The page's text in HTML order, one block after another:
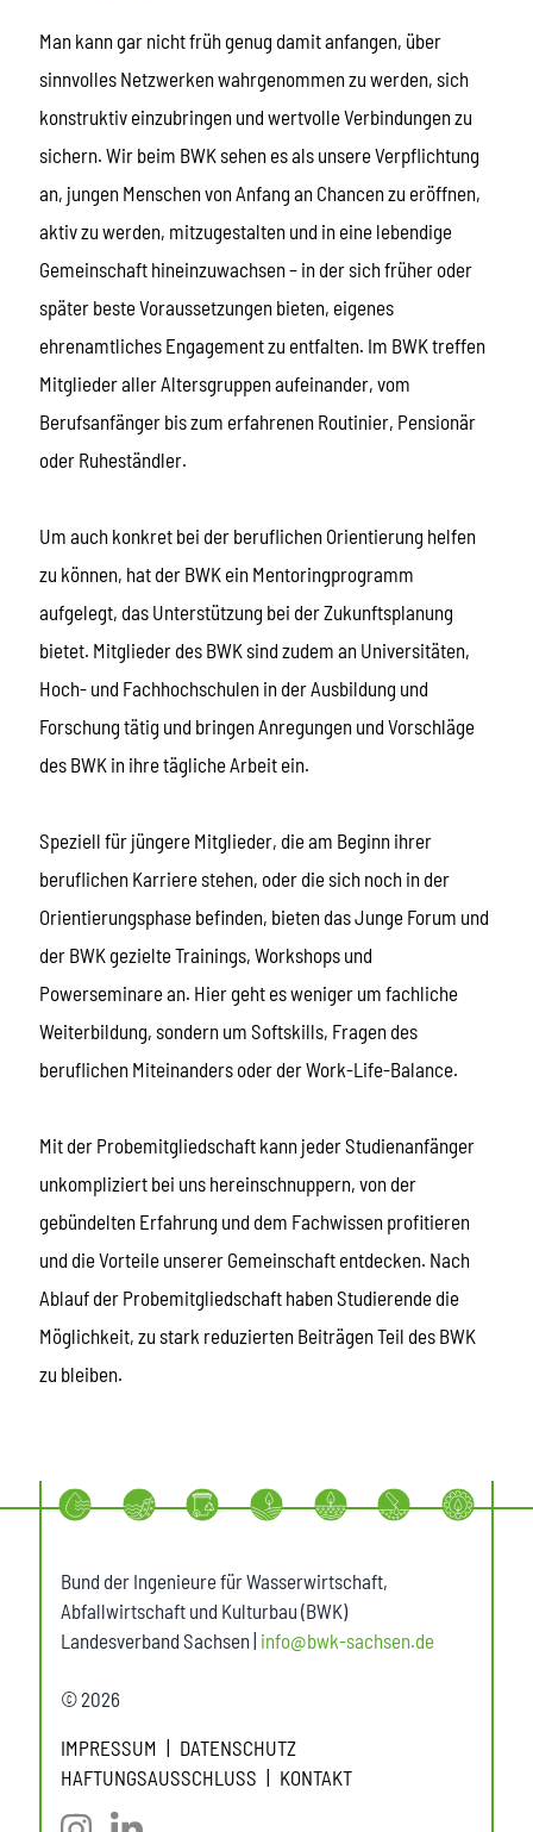
Man kann gar nicht früh genug damit anfangen, über
sinnvolles Netzwerken wahrgenommen zu werden, sich
konstruktiv einzubringen und wertvolle Verbindungen zu
sichern. Wir beim BWK sehen es als unsere Verpflichtung
an, jungen Menschen von Anfang an Chancen zu eröffnen,
aktiv zu werden, mitzugestalten und in eine lebendige
Gemeinschaft hineinzuwachsen – in der sich früher oder
später beste Voraussetzungen bieten, eigenes
ehrenamtliches Engagement zu entfalten. Im BWK treffen
Mitglieder aller Altersgruppen aufeinander, vom
Berufsanfänger bis zum erfahrenen Routinier, Pensionär
oder Ruheständler.
Um auch konkret bei der beruflichen Orientierung helfen
zu können, hat der BWK ein Mentoringprogramm
aufgelegt, das Unterstützung bei der Zukunftsplanung
bietet. Mitglieder des BWK sind zudem an Universitäten,
Hoch- und Fachhochschulen in der Ausbildung und
Forschung tätig und bringen Anregungen und Vorschläge
des BWK in ihre tägliche Arbeit ein.
Speziell für jüngere Mitglieder, die am Beginn ihrer
beruflichen Karriere stehen, oder die sich noch in der
Orientierungsphase befinden, bieten das Junge Forum und
der BWK gezielte Trainings, Workshops und
Powerseminare an. Hier geht es weniger um fachliche
Weiterbildung, sondern um Softskills, Fragen des
beruflichen Miteinanders oder der Work-Life-Balance.
Mit der Probemitgliedschaft kann jeder Studienanfänger
unkompliziert bei uns hereinschnuppern, von der
gebündelten Erfahrung und dem Fachwissen profitieren
und die Vorteile unserer Gemeinschaft entdecken. Nach
Ablauf der Probemitgliedschaft haben Studierende die
Möglichkeit, zu stark reduzierten Beiträgen Teil des BWK
zu bleiben.
Bund der Ingenieure für Wasserwirtschaft,
Abfallwirtschaft und Kulturbau (BWK)
Landesverband Sachsen | info@bwk-sachsen.de
© 2026
IMPRESSUM
DATENSCHUTZ
HAFTUNGSAUSSCHLUSS
KONTAKT